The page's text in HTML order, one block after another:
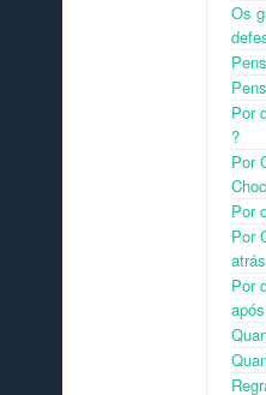
Os
Por
?
Por
Por
Por
Por